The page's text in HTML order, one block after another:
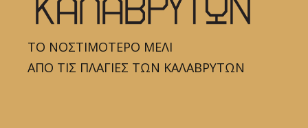
ΤΟ ΝΟΣΤΙΜΟΤΕΡΟ ΜΕΛΙ
ΑΠΟ ΤΙΣ ΠΛΑΓΙΕΣ ΤΩΝ ΚΑΛΑΒΡΥΤΩΝ